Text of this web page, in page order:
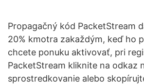
Propagačný kód PacketStream
20% kmotra zakaždým, keď ho
chcete ponuku aktivovať, pri
PacketStream kliknite na odkaz
sprostredkovanie alebo